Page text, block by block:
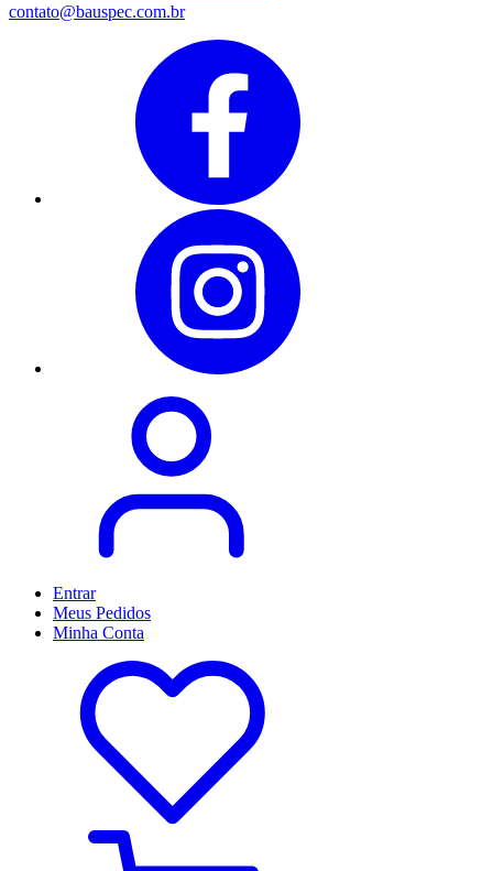
contato@bauspec.com.br
Entrar
Meus Pedidos
Minha Conta